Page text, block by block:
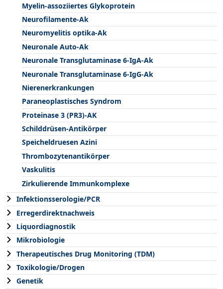
Myelin-assoziiertes Glykoprotein
Neurofilamente-Ak
Neuromyelitis optika-Ak
Neuronale Auto-Ak
Neuronale Transglutaminase 6-IgA-Ak
Neuronale Transglutaminase 6-IgG-Ak
Nierenerkrankungen
Paraneoplastisches Syndrom
Proteinase 3 (PR3)-AK
Schilddrüsen-Antikörper
Speicheldruesen Azini
Thrombozytenantikörper
Vaskulitis
Zirkulierende Immunkomplexe
Infektionsserologie/PCR
Erregerdirektnachweis
Liquordiagnostik
Mikrobiologie
Therapeutisches Drug Monitoring (TDM)
Toxikologie/Drogen
Genetik